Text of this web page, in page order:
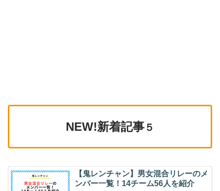
NEW!新着記事 ５
【鬼レンチャン】男女混合リレーのメ
ンバー一覧！14チーム56人を紹介